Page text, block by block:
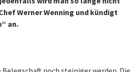
Werner Wenning und kündigt
an.